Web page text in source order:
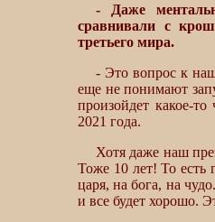
- Даже
сравнивали с
третьего мира.
- Это вопрос к
еще не понимают
произойдет какое-
2021 года.
Хотя даже наш
Тоже 10 лет! То есть
царя, на бога, на
и все будет хорошо.